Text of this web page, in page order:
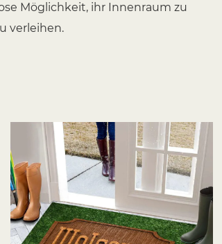
Möglichkeit, ihr Innenraum zu
verleihen.
Flur schützt den Boden, während
Barriere für Staub und
was es weniger bequem
vor dem Waschbecken oder des